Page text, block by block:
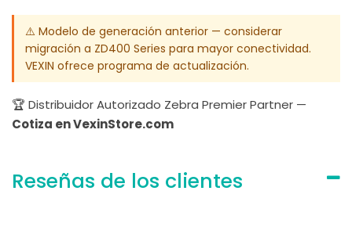
⚠️ Modelo de generación anterior — considerar
migración a ZD400 Series para mayor conectividad.
VEXIN ofrece programa de actualización.
🏆 Distribuidor Autorizado Zebra Premier Partner —
Cotiza en VexinStore.com
Reseñas de los clientes